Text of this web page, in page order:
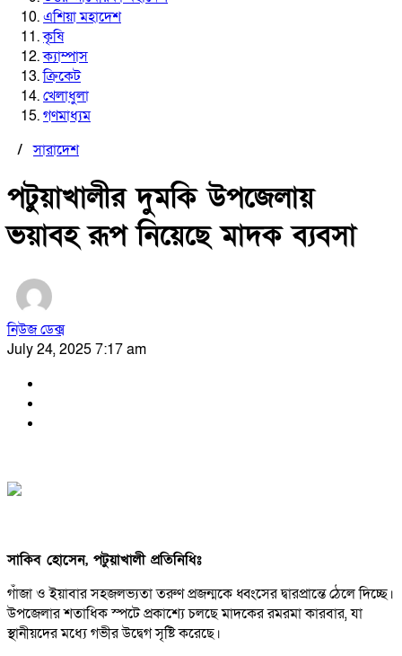
এশিয়া মহাদেশ
কৃষি
ক্যাম্পাস
ক্রিকেট
খেলাধুলা
গণমাধ্যম
/সারাদেশ
পটুয়াখালীর দুমকি উপজেলায়
ভয়াবহ রূপ নিয়েছে মাদক ব্যবসা
নিউজ ডেক্স
July 24, 2025 7:17 am
সাকিব হোসেন, পটুয়াখালী প্রতিনিধিঃ
গাঁজা ও ইয়াবার সহজলভ্যতা তরুণ প্রজন্মকে ধ্বংসের দ্বারপ্রান্তে ঠেলে দিচ্ছে।
উপজেলার শতাধিক স্পটে প্রকাশ্যে চলছে মাদকের রমরমা কারবার, যা
স্থানীয়দের মধ্যে গভীর উদ্বেগ সৃষ্টি করেছে।